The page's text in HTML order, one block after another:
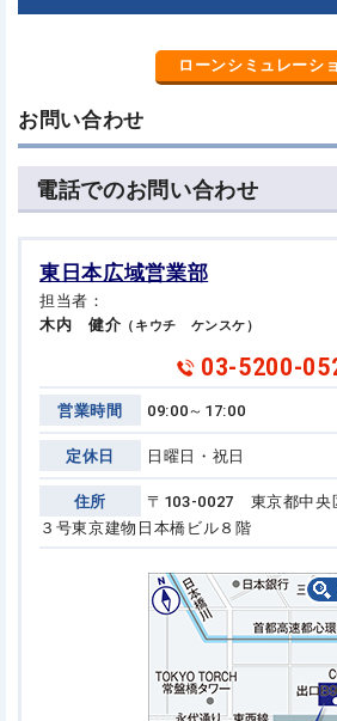
ローンシミュレーシ
お問い合わせ
電話でのお問い合わせ
東日本広域営業部
担当者：
木内 健介 （キウチ ケンスケ）
03-5200-
営業時間 09:00～17:00
定休日 日曜日・祝日
住所
〒103-0027 東京都中央
３号東京建物日本橋ビル８階